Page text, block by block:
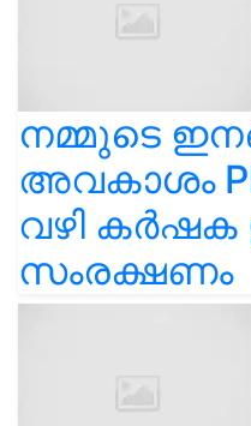
നമ്മുടെ
അവകാശം
വഴി
സംരക്ഷണം